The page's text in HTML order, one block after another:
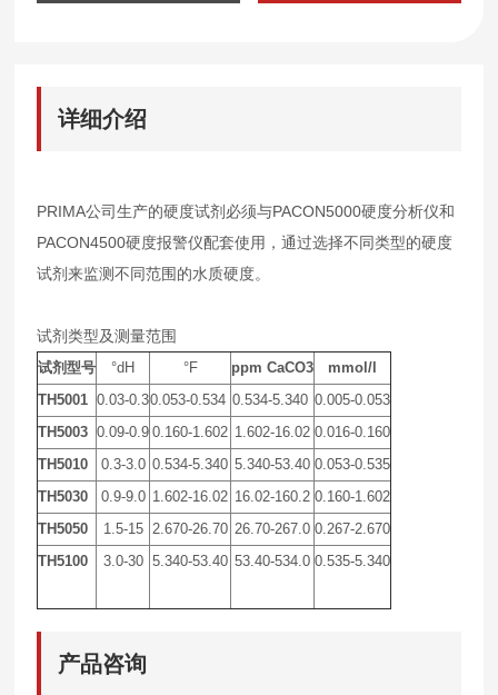
详细介绍
PRIMA公司生产的硬度试剂必须与PACON5000硬度分析仪和
PACON4500硬度报警仪配套使用，通过选择不同类型的硬度
试剂来监测不同范围的水质硬度。
试剂类型及测量范围
试剂型号 °dH °F ppm CaCO3
mmol/l
TH5001 0.03-0.30.053-0.534 0.534-5.340 0.005-0.053
TH5003 0.09-0.9 0.160-1.602 1.602-16.02 0.016-0.160
TH5010
0.3-3.0 0.534-5.340 5.340-53.40 0.053-0.535
TH5030
0.9-9.0 1.602-16.02 16.02-160.2 0.160-1.602
TH5050
1.5-15 2.670-26.70 26.70-267.0 0.267-2.670
TH5100
3.0-30 5.340-53.40 53.40-534.0 0.535-5.340
产品咨询